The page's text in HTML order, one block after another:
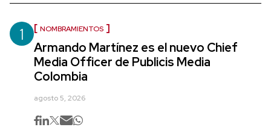
1 NOMBRAMIENTOS
Armando Martínez es el nuevo Chief
Media Officer de Publicis Media
Colombia
agosto 5, 2026